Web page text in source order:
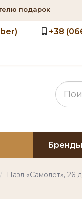
подарок
+38
Бренды
Пазл «Самолет», 26